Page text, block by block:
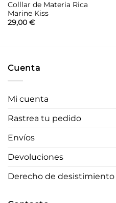
Colllar de Materia Rica
Marine Kiss
29,00 €
Cuenta
Mi cuenta
Rastrea tu pedido
Envíos
Devoluciones
Derecho de desistimiento